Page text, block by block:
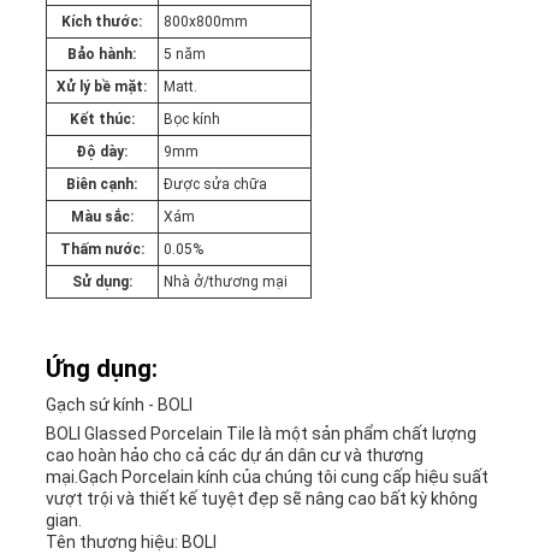
Kích thước:
800x800mm
Bảo hành:
5 năm
Xử lý bề mặt:
Matt.
Kết thúc:
Bọc kính
Độ dày:
9mm
Biên cạnh:
Được sửa chữa
Màu sắc:
Xám
Thấm nước:
0.05%
Sử dụng:
Nhà ở/thương mại
Ứng dụng:
Gạch sứ kính - BOLI
BOLI Glassed Porcelain Tile là một sản phẩm chất lượng
cao hoàn hảo cho cả các dự án dân cư và thương
mại.Gạch Porcelain kính của chúng tôi cung cấp hiệu suất
vượt trội và thiết kế tuyệt đẹp sẽ nâng cao bất kỳ không
gian.
Tên thương hiệu: BOLI